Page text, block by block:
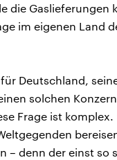
die Gaslieferungen
im eigenen Land
Deutschland,
solchen
Frage ist komplex.
– denn der einst so